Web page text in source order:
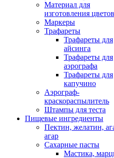
Материал для
изготовления цветов
Маркеры
Трафареты
Трафареты для
айсинга
Трафареты для
аэрографа
Трафареты для
капучино
Аэрограф-
краскораспылитель
Штампы для теста
Пищевые ингредиенты
Пектин, желатин,
агар
Сахарные пасты
Мастика,